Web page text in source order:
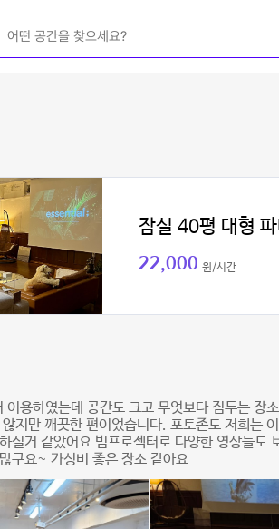
잠실 40평 대형
22,000 원/시간
이용하였는데 공간도 크고 무엇보다 짐두는 장
지만 깨끗한 편이었습니다. 포토존도 저희는
실거 같았어요 빔프로젝터로 다양한 영상들도
구요~ 가성비 좋은 장소 같아요